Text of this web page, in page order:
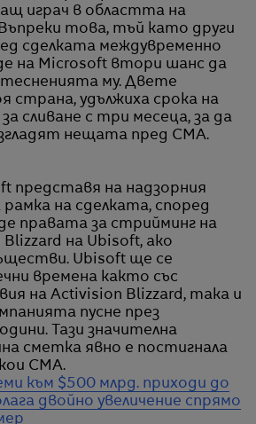
играч в областта на
това, тъй като други
сделката междувременно
на Microsoft втори шанс да
му. Двете
страна, удължиха срока на
сливане с три месеца, за да
нещата пред CMA.
представя на надзорния
на сделката, според
правата за стрийминг на
на Ubisoft, ако
Ubisoft ще се
времена както със
на Activision Blizzard, така и
пусне през
Тази значителна
сметка явно е постигнала
CMA.
към $500 млрд. приходи до
двойно увеличение спрямо